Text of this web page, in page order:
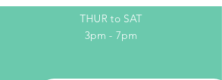
THUR to SAT
3pm - 7pm